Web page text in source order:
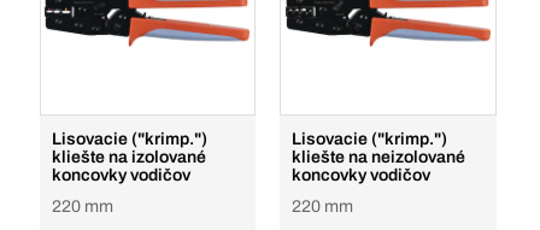
Lisovacie ("krimp.")
kliešte na izolované
koncovky vodičov
220 mm
Lisovacie ("krimp.")
kliešte na neizolované
koncovky vodičov
220 mm